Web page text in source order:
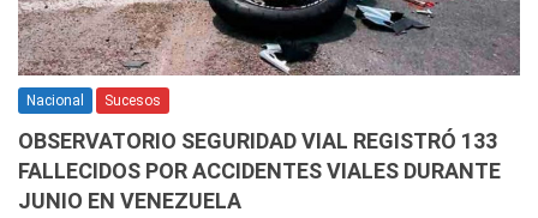
Nacional Sucesos
OBSERVATORIO SEGURIDAD VIAL REGISTRÓ 133
FALLECIDOS POR ACCIDENTES VIALES DURANTE
JUNIO EN VENEZUELA